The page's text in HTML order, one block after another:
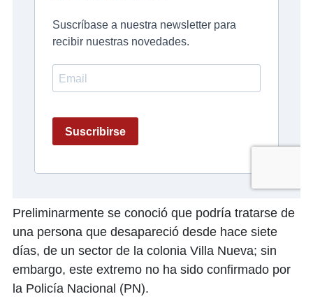
Preliminarmente se conoció que podría tratarse de
una persona que desapareció desde hace siete
días, de un sector de la colonia Villa Nueva; sin
embargo, este extremo no ha sido confirmado por
la Policía Nacional (PN).